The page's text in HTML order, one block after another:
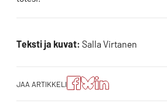
Teksti ja kuvat: Salla Virtanen
JAA ARTIKKELI
Jaa
artikkeli
Facebookissa
Jaa
artikkeli
Blueskyssa
Jako:
Jaa
artikkeli